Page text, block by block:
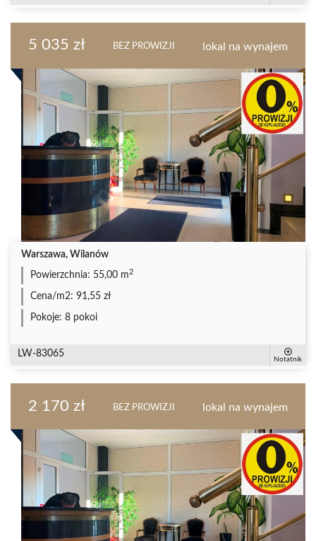
5 035 zł BEZ PROWIZJI lokal na wynajem
Warszawa, Wilanów
Powierzchnia: 55,00 m2
Cena/m2: 91,55 zł
Pokoje: 8 pokoi
LW-83065
Notatnik
2 170 zł BEZ PROWIZJI lokal na wynajem